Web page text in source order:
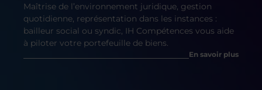
Maîtrise de l’environnement juridique, gestion
quotidienne, représentation dans les instances :
bailleur social ou syndic, IH Compétences vous aide
à piloter votre portefeuille de biens.
En savoir plus